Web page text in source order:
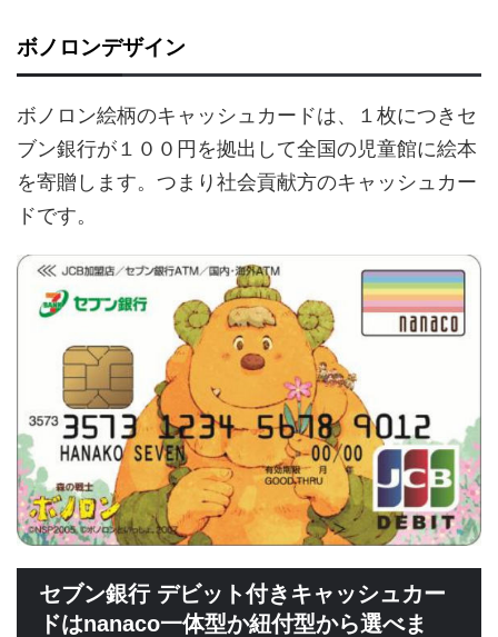
ボノロンデザイン
ボノロン絵柄のキャッシュカードは、１枚につきセ
ブン銀行が１００円を拠出して全国の児童館に絵本
を寄贈します。つまり社会貢献方のキャッシュカー
ドです。
セブン銀行 デビット付きキャッシュカー
ドはnanaco一体型か紐付型から選べま